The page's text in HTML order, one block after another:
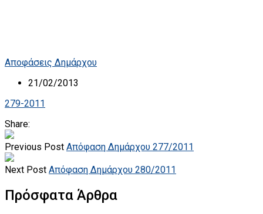
Αποφάσεις Δημάρχου
21/02/2013
279-2011
Share:
Previous Post Απόφαση Δημάρχου 277/2011
Next Post Απόφαση Δημάρχου 280/2011
Πρόσφατα Άρθρα